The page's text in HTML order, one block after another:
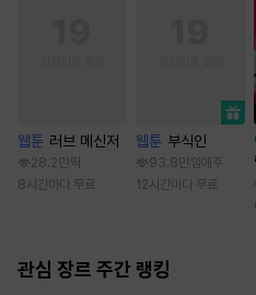
웹툰 러브 메신저
28.2만 딱
8시간마다 무료
웹툰 부식인
93.8만 임애주
12시간마다 무료
관심 장르 주간 랭킹